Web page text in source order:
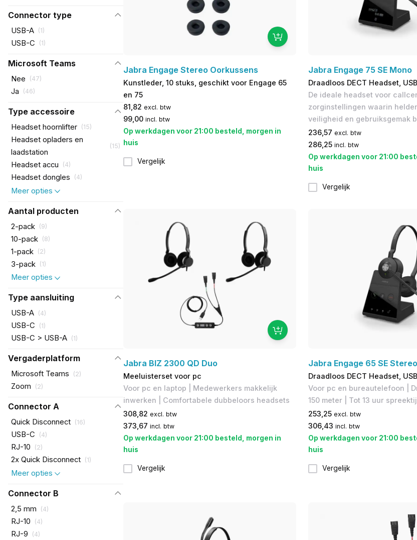
Connector type
USB-A (1)
USB-C (1)
Microsoft Teams
Nee (47)
Ja (46)
Type accessoire
Headset hoornlifter (15)
Headset opladers en
laadstation
(15)
Headset accu (4)
Headset dongles (4)
Meer opties
Aantal producten
2-pack (9)
10-pack (8)
1-pack (2)
3-pack (1)
Meer opties
Type aansluiting
USB-A (4)
USB-C (1)
USB-C > USB-A (1)
Vergaderplatform
Microsoft Teams (2)
Zoom (2)
Connector A
Quick Disconnect (16)
USB-C (4)
RJ-10 (2)
2x Quick Disconnect (1)
Meer opties
Connector B
2,5 mm (4)
RJ-10 (4)
RJ-9 (4)
Jabra Engage Stereo Oorkussens
Kunstleder, 10 stuks, geschikt voor Engage 65
en 75
81,82 excl. btw
99,00 incl. btw
Op werkdagen voor 21:00 besteld, morgen in
huis
Vergelijk
Jabra Engage 75 SE Mono
Draadloos DECT Headset,
De ideale headset voor
zorginstellingen waarin
veiligheid en gebruiksgemak
236,57 excl. btw
286,25 incl. btw
Op werkdagen voor 21:00
huis
Vergelijk
Jabra BIZ 2300 QD Duo
Meeluisterset voor pc
Voor pc en laptop | Medewerkers makkelijk
inwerken | Comfortabele dubbeloors headsets
308,82 excl. btw
373,67 incl. btw
Op werkdagen voor 21:00 besteld, morgen in
huis
Vergelijk
Jabra Engage 65 SE Stereo
Draadloos DECT Headset,
Voor pc en bureautelefoon |
150 meter | Tot 13 uur​
253,25 excl. btw
306,43 incl. btw
Op werkdagen voor 21:00
huis
Vergelijk